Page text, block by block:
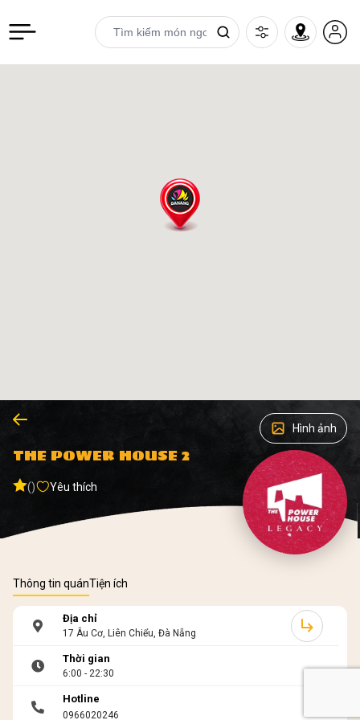
Hình ảnh
THE POWER HOUSE 2
() Yêu thích
Thông tin quánTiện ích
Địa chỉ
17 Âu Cơ, Liên Chiểu, Đà Nẵng
Thời gian
6:00 - 22:30
Hotline
0966020246